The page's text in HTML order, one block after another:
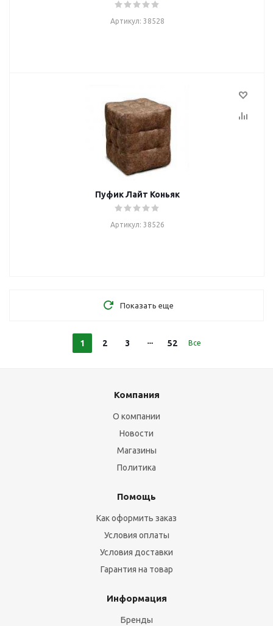
Артикул: 38528
Пуфик Лайт Коньяк
Артикул: 38526
Показать еще
1 2 3 52 Все
Компания
О компании
Новости
Магазины
Политика
Помощь
Как оформить заказ
Условия оплаты
Условия доставки
Гарантия на товар
Информация
Бренды